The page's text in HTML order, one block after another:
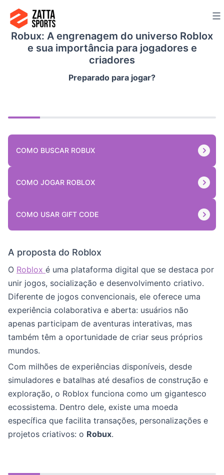
para
conteúdo
Robux: A engrenagem do universo Roblox
e sua importância para jogadores e
criadores
Preparado para jogar?
COMO BUSCAR ROBUX
COMO JOGAR ROBLOX
COMO USAR GIFT CODE
A proposta do Roblox
O Roblox é uma plataforma digital que se destaca por
unir jogos, socialização e desenvolvimento criativo.
Diferente de jogos convencionais, ele oferece uma
experiência colaborativa e aberta: usuários não
apenas participam de aventuras interativas, mas
também têm a oportunidade de criar seus próprios
mundos.
Com milhões de experiências disponíveis, desde
simuladores e batalhas até desafios de construção e
exploração, o Roblox funciona como um gigantesco
ecossistema. Dentro dele, existe uma moeda
específica que facilita transações, personalizações e
projetos criativos: o Robux.